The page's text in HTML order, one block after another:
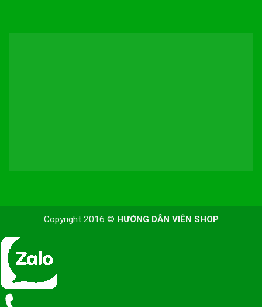
Copyright 2016 © HƯỚNG DẪN VIÊN SHOP